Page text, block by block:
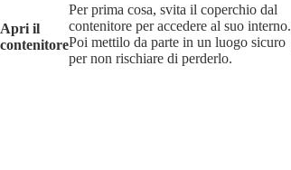
Apri il
contenitore
Per prima cosa, svita il coperchio dal
contenitore per accedere al suo interno.
Poi mettilo da parte in un luogo sicuro
per non rischiare di perderlo.